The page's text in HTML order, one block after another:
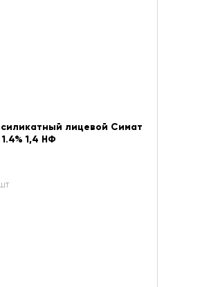
лицевой Симат
1,4 НФ